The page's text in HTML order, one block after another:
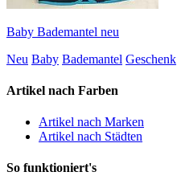
Baby Bademantel neu
Neu Baby Bademantel Geschenk
Artikel nach Farben
Artikel nach Marken
Artikel nach Städten
So funktioniert's